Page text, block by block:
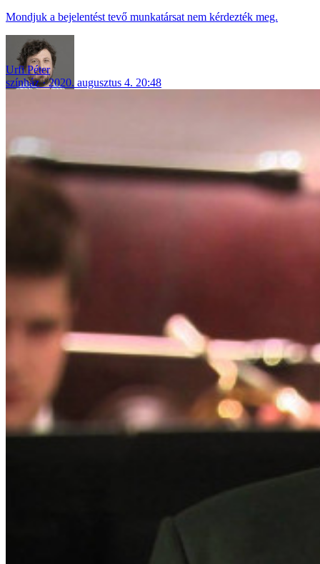
Mondjuk a bejelentést tevő munkatársat nem kérdezték meg.
Urfi Péter
színház
2020. augusztus 4. 20:48